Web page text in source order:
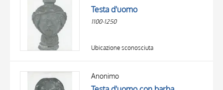
Testa d'uomo
1100-1250
Ubicazione sconosciuta
Anonimo